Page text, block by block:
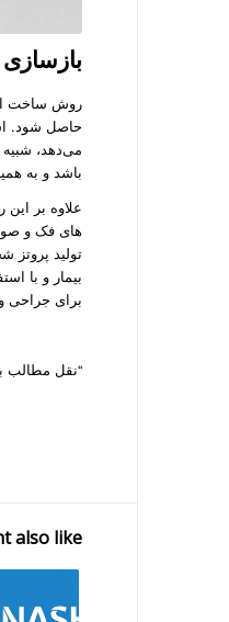
حاصل شود.
می­‌دهد،
باشد و به
علاوه­ بر
تولید
بیمار و با
برای جراحی
“نقل مطالب
also like